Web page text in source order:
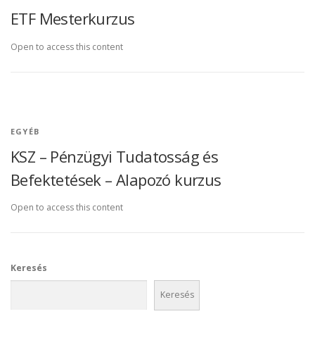
ETF Mesterkurzus
Open to access this content
EGYÉB
KSZ – Pénzügyi Tudatosság és
Befektetések – Alapozó kurzus
Open to access this content
Keresés
Keresés